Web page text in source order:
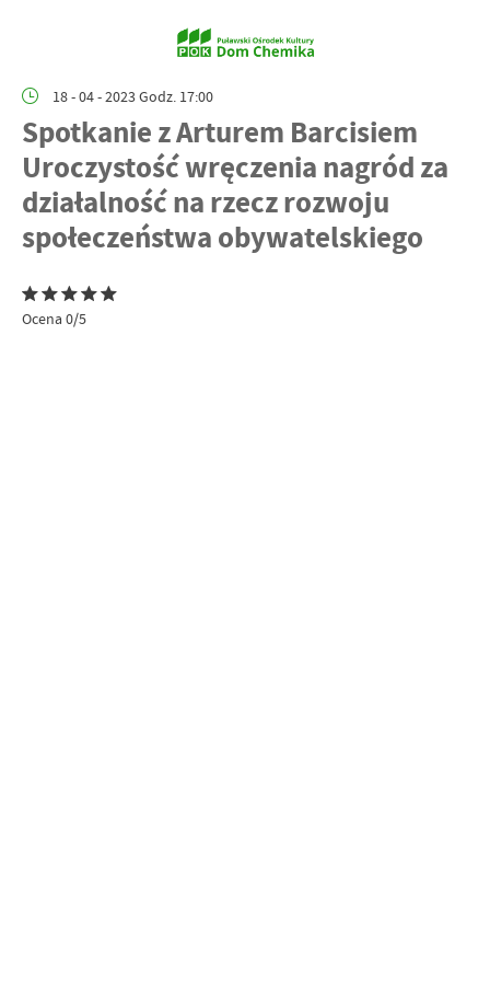
18 - 04 - 2023 Godz. 17:00
Spotkanie z Arturem Barcisiem
Uroczystość wręczenia nagród za
działalność na rzecz rozwoju
społeczeństwa obywatelskiego
Ocena 0/5